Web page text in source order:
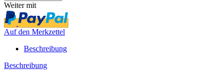
Weiter mit
Auf den Merkzettel
Beschreibung
Beschreibung